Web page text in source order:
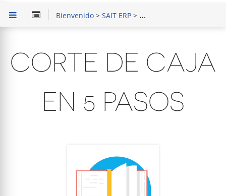
Bienvenido> SAIT ERP> Capacitación en Módulo
CORTE DE CAJA
EN 5 PASOS